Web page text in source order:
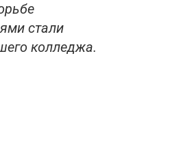
стали
колледжа.